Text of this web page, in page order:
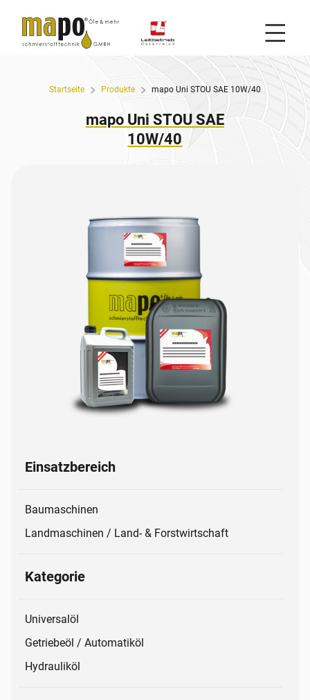
Startseite Produkte mapo Uni STOU SAE 10W/40
mapo Uni STOU SAE
10W/40
Einsatzbereich
Baumaschinen
Landmaschinen / Land- & Forstwirtschaft
Kategorie
Universalöl
Getriebeöl / Automatiköl
Hydrauliköl